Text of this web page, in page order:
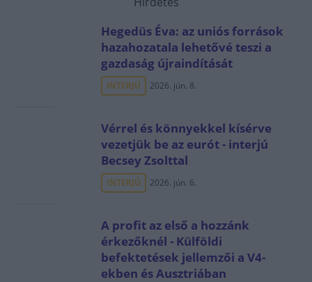
Hegedüs Éva: az uniós források
hazahozatala lehetővé teszi a
gazdaság újraindítását
INTERJÚ 2026. jún. 8.
Vérrel és könnyekkel kísérve
vezetjük be az eurót - interjú
Becsey Zsolttal
INTERJÚ 2026. jún. 6.
A profit az első a hozzánk
érkezőknél - Külföldi
befektetések jellemzői a V4-
ekben és Ausztriában